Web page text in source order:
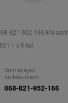
821-952-166
1 x 5 kpl
Valmistajan
tuotenumero:
068-821-952-166